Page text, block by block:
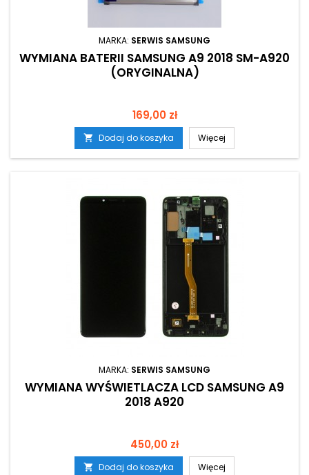
MARKA: SERWIS SAMSUNG
WYMIANA BATERII SAMSUNG A9 2018 SM-A920
(ORYGINALNA)
Cena
169,00 zł
 Dodaj do koszyka Więcej
MARKA: SERWIS SAMSUNG
WYMIANA WYŚWIETLACZA LCD SAMSUNG A9
2018 A920
Cena
450,00 zł
 Dodaj do koszyka Więcej